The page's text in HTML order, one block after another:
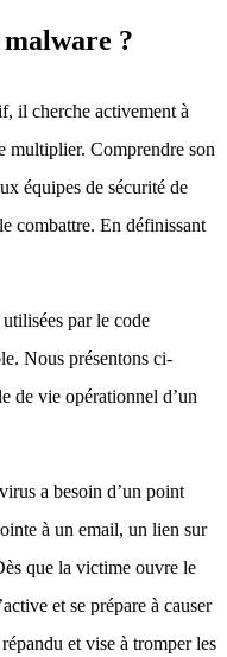
?
il cherche activement à
multiplier. Comprendre son
équipes de sécurité de
combattre. En définissant
par le code
Nous présentons ci-
de vie opérationnel d’un
a besoin d’un point
à un email, un lien sur
que la victime ouvre le
et se prépare à causer
et vise à tromper les